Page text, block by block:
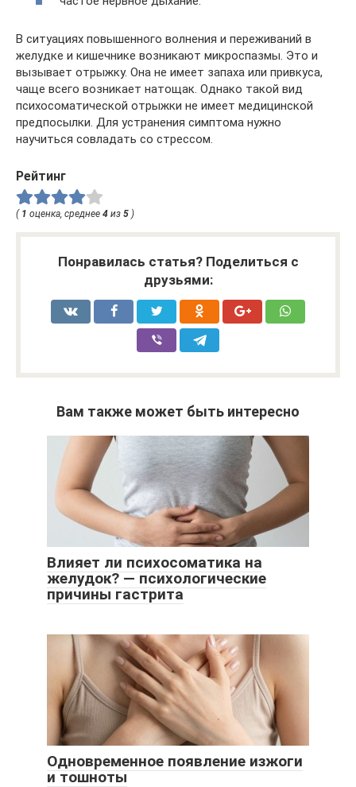
В ситуациях повышенного волнения и переживаний в
желудке и кишечнике возникают микроспазмы. Это и
вызывает отрыжку. Она не имеет запаха или привкуса,
чаще всего возникает натощак. Однако такой вид
психосоматической отрыжки не имеет медицинской
предпосылки. Для устранения симптома нужно
научиться совладать со стрессом.
Рейтинг
( 1 оценка, среднее 4 из 5 )
Понравилась статья? Поделиться с
друзьями:
Вам также может быть интересно
Влияет ли психосоматика на
желудок? — психологические
причины гастрита
Одновременное появление изжоги
и тошноты